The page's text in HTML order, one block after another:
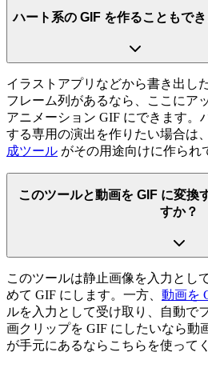
ハート系の GIF を作ることもでき
イラストアプリなどから書き出し
フレーム列があるなら、ここにア
アニメーション GIF にできます。
する専用の演出を作りたい場合は、
成ツール がその用途向けに作られ
このツールと動画を GIF に変換
すか？
このツールは静止画像を入力とし
めて GIF にします。一方、 動画を
ルを入力として受け取り、自動で
画クリップを GIF にしたいなら動
が手元にあるならこちらを使って